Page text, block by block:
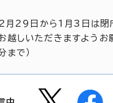
月29日から1月3日は閉
しいただきますようお願
で）